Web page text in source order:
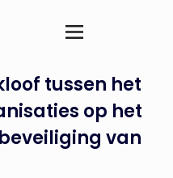
tussen het
op het
van